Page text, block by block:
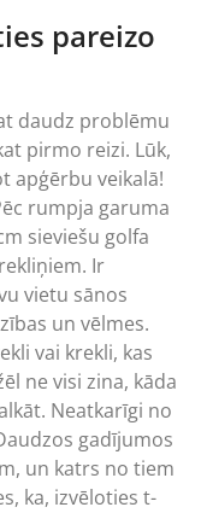
pareizo
daudz problēmu
pirmo reizi. Lūk,
apģērbu veikalā!
rumpja garuma
sieviešu golfa
Ir
vietu sānos
un vēlmes.
vai krekli, kas
ne visi zina, kāda
Neatkarīgi no
gadījumos
un katrs no tiem
ka, izvēloties t-